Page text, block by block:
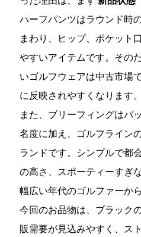
ハーフパンツはラウンド時
まわり、ヒップ、ポケット
やすいアイテムです。その
いゴルフウェアは中古市場
に反映されやすくなります。
また、ブリーフィングはバ
名度に加え、ゴルフライン
ランドです。シンプルで都
の高さ、スポーティーすぎ
幅広い年代のゴルファーか
今回のお品物は、ブラック
販需要が見込みやすく、ス